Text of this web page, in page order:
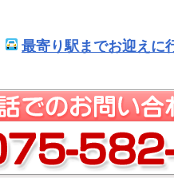
最寄り駅までお迎えに